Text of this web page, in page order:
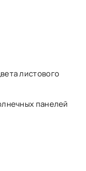
листового
панелей